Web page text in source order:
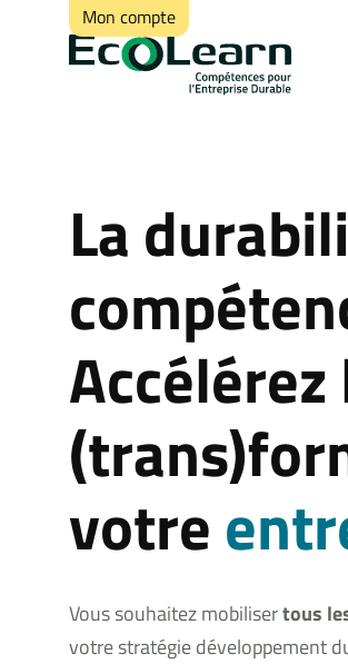
La
Accélérez
votre
Vous souhaitez mobilisertous
votre stratégie développement
Mon compte